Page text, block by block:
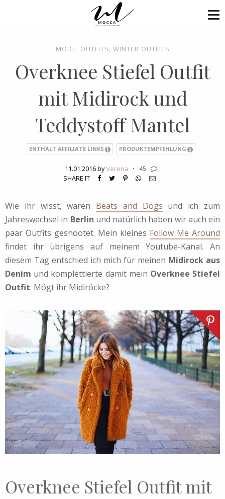
MODE, OUTFITS, WINTER OUTFITS
Overknee Stiefel Outfit
mit Midirock und
Teddystoff Mantel
ENTHÄLT AFFILIATE LINKS PRODUKTEMPFEHLUNG
11.01.2016 byVerena ·
45
SHARE IT
Wie ihr wisst, waren Beats and Dogs und ich zum
Jahreswechsel in Berlin und natürlich haben wir auch ein
paar Outfits geshootet. Mein kleines Follow Me Around
findet ihr übrigens auf meinem Youtube-Kanal. An
diesem Tag entschied ich mich für meinen Midirock aus
Denim und komplettierte damit mein Overknee Stiefel
Outfit. Mögt ihr Midiröcke?
Overknee Stiefel Outfit mit